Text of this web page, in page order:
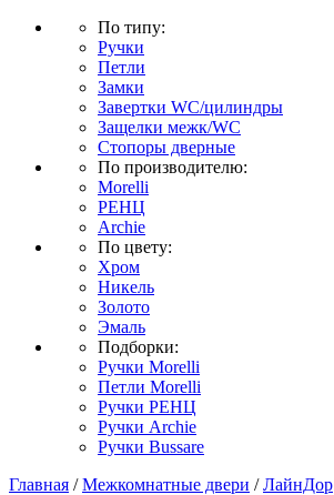
По типу:
Ручки
Петли
Замки
Завертки WC/цилиндры
Защелки межк/WC
Стопоры дверные
По производителю:
Morelli
РЕНЦ
Archie
По цвету:
Хром
Никель
Золото
Эмаль
Подборки:
Ручки Morelli
Петли Morelli
Ручки РЕНЦ
Ручки Archie
Ручки Bussare
Главная /Межкомнатные двери /ЛайнДор